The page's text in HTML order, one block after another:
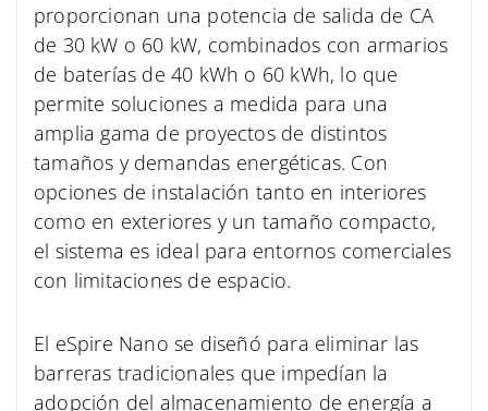
proporcionan una potencia de salida de CA
de 30 kW o 60 kW, combinados con armarios
de baterías de 40 kWh o 60 kWh, lo que
permite soluciones a medida para una
amplia gama de proyectos de distintos
tamaños y demandas energéticas. Con
opciones de instalación tanto en interiores
como en exteriores y un tamaño compacto,
el sistema es ideal para entornos comerciales
con limitaciones de espacio.
El eSpire Nano se diseñó para eliminar las
barreras tradicionales que impedían la
adopción del almacenamiento de energía a